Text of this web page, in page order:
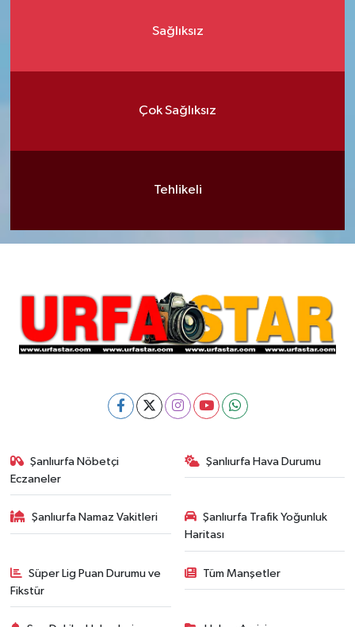
Sağlıksız
Çok Sağlıksız
Tehlikeli
Şanlıurfa Nöbetçi
Eczaneler
Şanlıurfa Hava Durumu
Şanlıurfa Namaz Vakitleri
Şanlıurfa Trafik Yoğunluk
Haritası
Süper Lig Puan Durumu ve
Fikstür
Tüm Manşetler